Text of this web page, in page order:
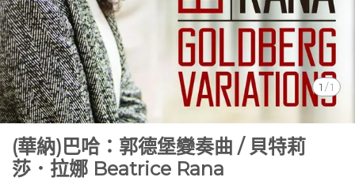
1 /1
(華納)巴哈：郭德堡變奏曲 / 貝特莉
莎．拉娜 Beatrice Rana